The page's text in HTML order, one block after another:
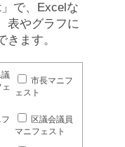
で、Excelな
表やグラフに
きます。
ェ
市長マニフ
ェスト
区議会議員
マニフェスト